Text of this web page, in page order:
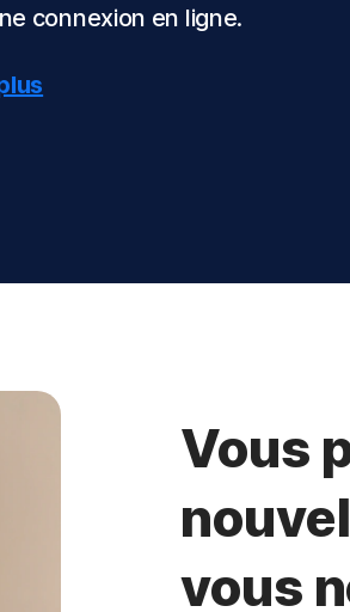
connexion en ligne.
Vous
vous